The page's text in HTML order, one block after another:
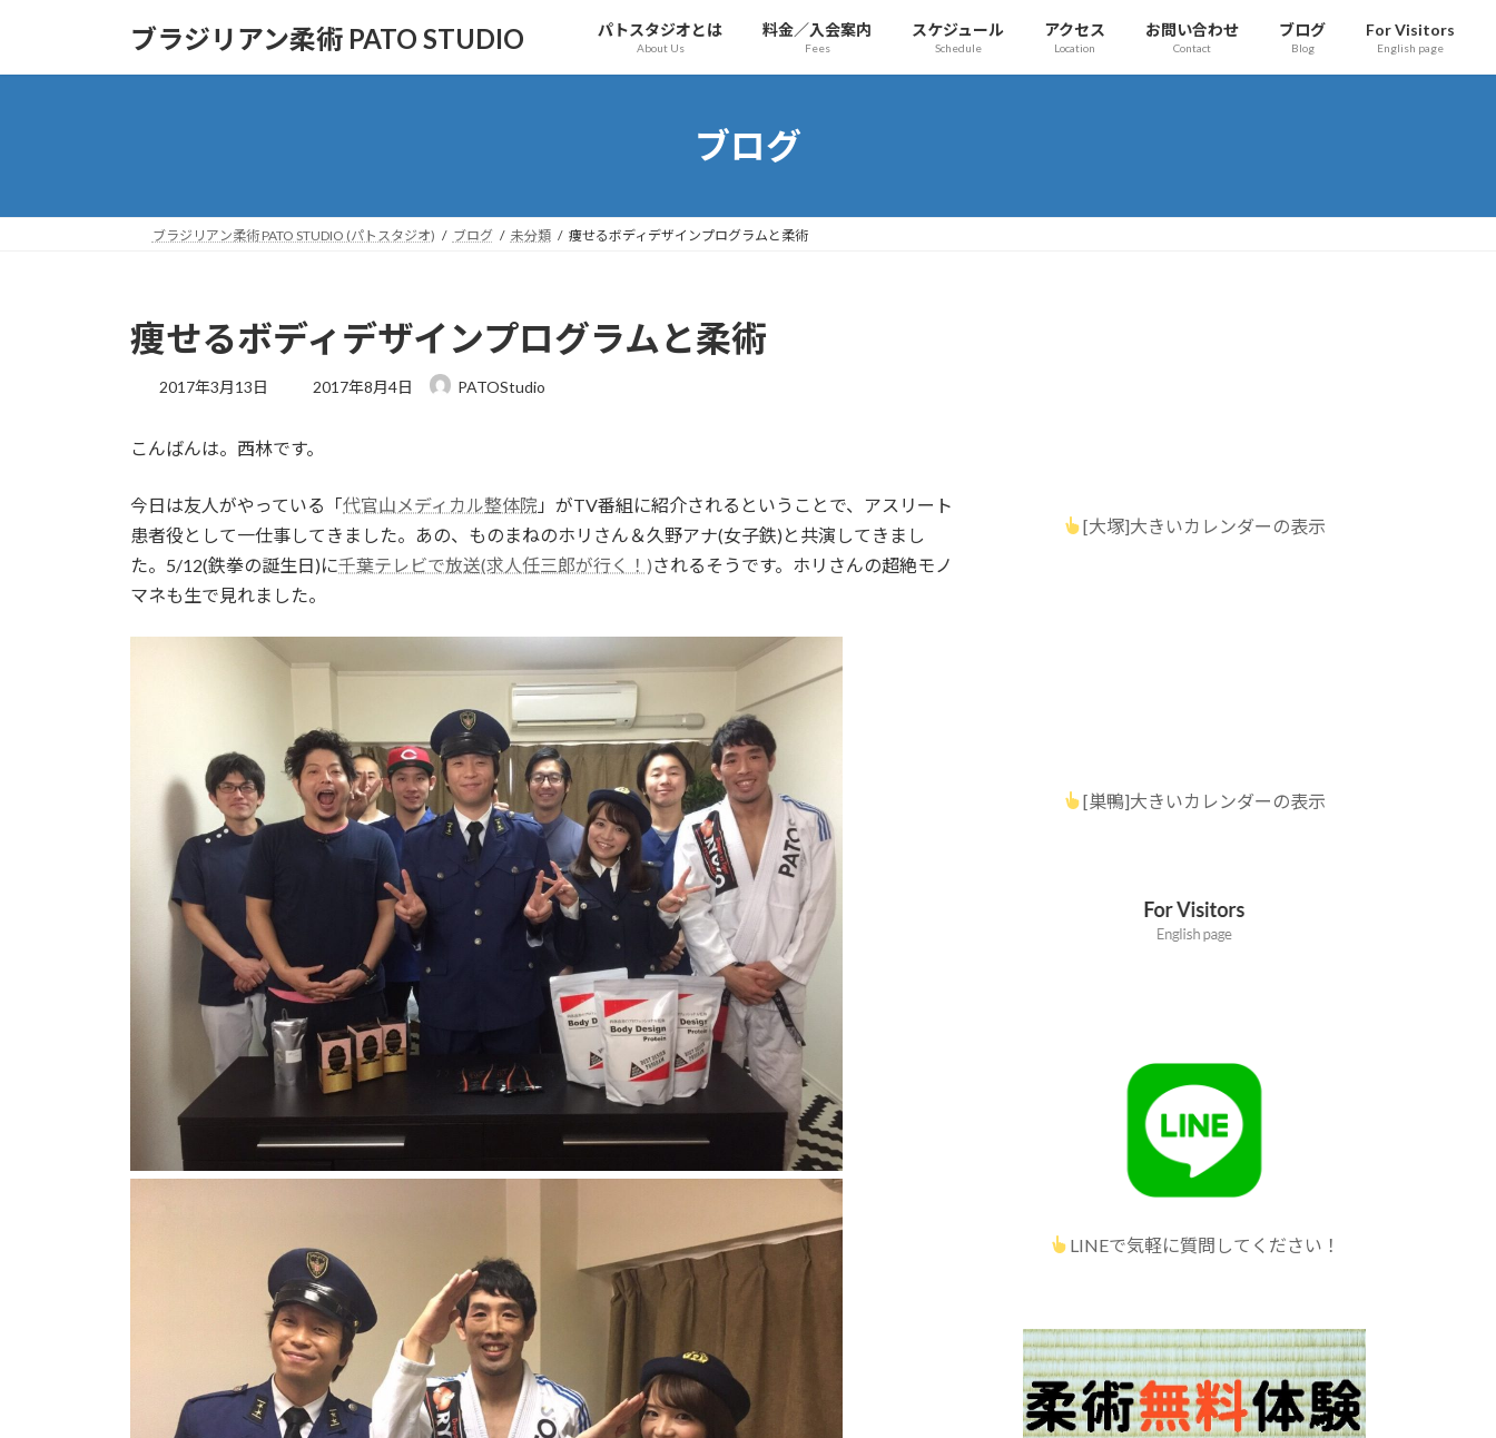
ブラジリアン柔術 PATO STUDIO パトスタジオとは
About Us
料金／入会案内
Fees
スケジュール
Schedule
アクセス
Location
お問い合わせ
Contact
ブログ
Blog
For Visitors
English page
ブログ
ブラジリアン柔術 PATO STUDIO (パトスタジオ) ブログ 未分類 痩せるボディデザインプログラムと柔術
痩せるボディデザインプログラムと柔術
2017年3月13日
最
新
時
:
2017年8月4日 PATOStudio
こんばんは。西林です。
今日は友人がやっている「代官山メディカル整体院 」がTV番組に紹介されるということで、アスリート
患者役として一仕事してきました。あの、ものまねのホリさん＆久野アナ(女子鉄)と共演してきまし
た。5/12(鉄拳の誕生日)に千葉テレビで放送(求人任三郎が行く！)されるそうです。ホリさんの超絶モノ
マネも生で見れました。
[大塚]大きいカレンダーの表示
[巣鴨]大きいカレンダーの表示
LINEで気軽に質問してください！